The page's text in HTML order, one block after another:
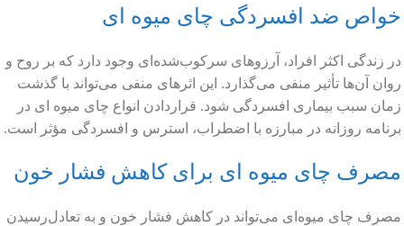
خواص ضد افسردگی چای میوه ای
در زندگی اکثر افراد، آرزوهای سرکوب‌شده‌ای وجود دارد که بر روح و
روان آن‌ها تأثیر منفی می‌گذارد. این اثرهای منفی می‌تواند با گذشت
زمان سبب بیماری افسردگی شود. قراردادن انواع چای میوه ای در
برنامه روزانه در مبارزه با اضطراب، استرس و افسردگی مؤثر است.
مصرف چای میوه ای برای کاهش فشار خون
مصرف چای میوه‌ای می‌تواند در کاهش فشار خون و به تعادل‌رسیدن